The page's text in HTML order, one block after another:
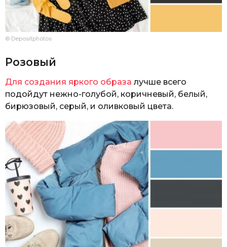
© Depositphotos
Розовый
Для создания яркого образа лучше всего
подойдут нежно-голубой, коричневый, белый,
бирюзовый, серый, и оливковый цвета.